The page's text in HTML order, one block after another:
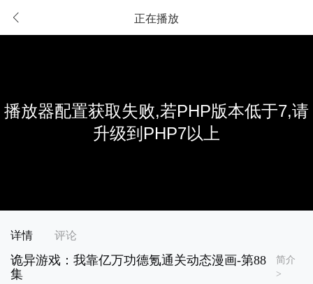
正在播放
详情 评论
诡异游戏：我靠亿万功德氪通关动态漫画-第88
集
简介
>